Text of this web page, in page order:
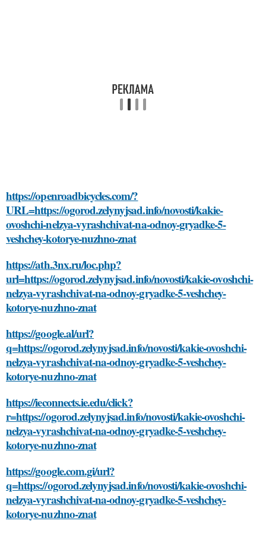
https://openroadbicycles.com/?
URL=https://ogorod.zelynyjsad.info/novosti/kakie-
ovoshchi-nelzya-vyrashchivat-na-odnoy-gryadke-5-
veshchey-kotorye-nuzhno-znat
https://ath.3nx.ru/loc.php?
url=https://ogorod.zelynyjsad.info/novosti/kakie-ovoshchi-
nelzya-vyrashchivat-na-odnoy-gryadke-5-veshchey-
kotorye-nuzhno-znat
https://google.al/url?
q=https://ogorod.zelynyjsad.info/novosti/kakie-ovoshchi-
nelzya-vyrashchivat-na-odnoy-gryadke-5-veshchey-
kotorye-nuzhno-znat
https://ieconnects.ie.edu/click?
r=https://ogorod.zelynyjsad.info/novosti/kakie-ovoshchi-
nelzya-vyrashchivat-na-odnoy-gryadke-5-veshchey-
kotorye-nuzhno-znat
https://google.com.gi/url?
q=https://ogorod.zelynyjsad.info/novosti/kakie-ovoshchi-
nelzya-vyrashchivat-na-odnoy-gryadke-5-veshchey-
kotorye-nuzhno-znat